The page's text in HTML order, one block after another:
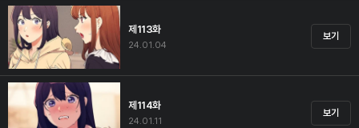
제113화
24.01.04
보기
제114화
24.01.11
보기